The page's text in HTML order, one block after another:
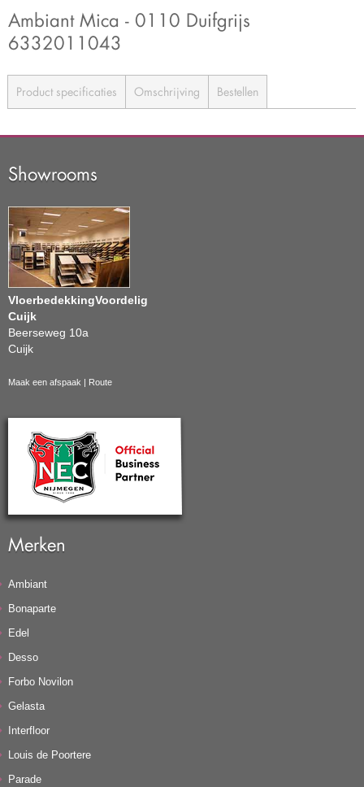
Ambiant Mica - 0110 Duifgrijs
6332011043
Product specificaties Omschrijving Bestellen
Showrooms
VloerbedekkingVoordelig
Cuijk
Beerseweg 10a
Cuijk
Maak een afspaak | Route
Merken
Ambiant
Bonaparte
Edel
Desso
Forbo Novilon
Gelasta
Interfloor
Louis de Poortere
Parade